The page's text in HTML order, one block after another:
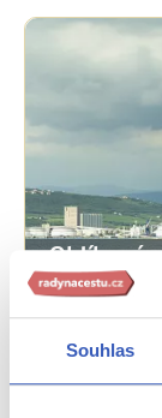
Souhlas
Oblíbená
31605